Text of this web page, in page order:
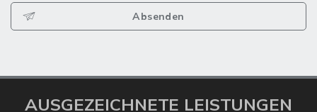
Absenden
AUSGEZEICHNETE LEISTUNGEN